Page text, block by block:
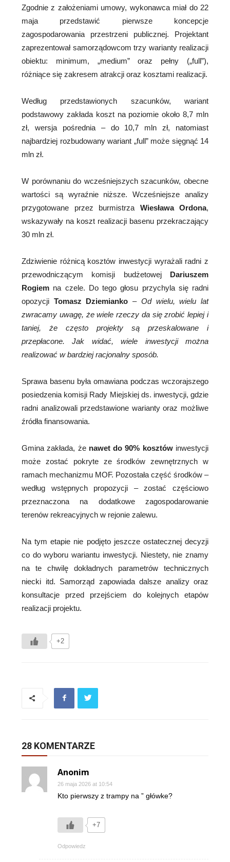
Zgodnie z założeniami umowy, wykonawca miał do 22
maja przedstawić pierwsze koncepcje
zagospodarowania przestrzeni publicznej. Projektant
zaprezentował samorządowcom trzy warianty realizacji
obiektu: minimum, „medium” oraz pełny („full”),
różniące się zakresem atrakcji oraz kosztami realizacji.
Według przedstawionych szacunków, wariant
podstawowy zakłada koszt na poziomie około 8,7 mln
zł, wersja pośrednia – do 10,7 mln zł, natomiast
najbardziej rozbudowany wariant „full” może sięgnąć 14
mln zł.
W porównaniu do wcześniejszych szacunków, obecne
wartości są wyraźnie niższe. Wcześniejsze analizy
przygotowane przez burmistrza Wiesława Ordona,
wskazywały na koszt realizacji basenu przekraczający
30 mln zł.
Zdziwienie różnicą kosztów inwestycji wyrażali radni z
przewodniczącym komisji budżetowej Dariuszem
Rogiem na czele. Do tego głosu przychyla się radni
opozycji Tomasz Dziemianko – Od wielu, wielu lat
zwracamy uwagę, że wiele rzeczy da się zrobić lepiej i
taniej, że często projekty są przeskalowane i
przepłacone. Jak widać, wiele inwestycji można
realizować w bardziej racjonalny sposób.
Sprawa basenu była omawiana podczas wczorajszego
posiedzenia komisji Rady Miejskiej ds. inwestycji, gdzie
radni analizowali przedstawione warianty oraz możliwe
źródła finansowania.
Gmina zakłada, że nawet do 90% kosztówinwestycji
może zostać pokryte ze środków zewnętrznych w
ramach mechanizmu MOF. Pozostała część środków –
według wstępnych propozycji – zostać częściowo
przeznaczona na dodatkowe zagospodarowanie
terenów rekreacyjnych w rejonie zalewu.
Na tym etapie nie podjęto jeszcze ostatecznej decyzji
co do wyboru wariantu inwestycji. Niestety, nie znamy
na te chwilę dokładnych parametrów technicznych
niecki itd. Samorząd zapowiada dalsze analizy oraz
konsultacje przed przejściem do kolejnych etapów
realizacji projektu.
+2
28 KOMENTARZE
Anonim
26 maja 2026 at 10:54
Kto pierwszy z trampy na ” główke?
+7
Odpowiedz